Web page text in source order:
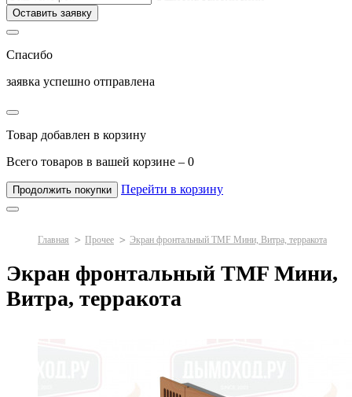
Оставить заявку
Спасибо
заявка успешно отправлена
Товар добавлен в корзину
Всего товаров в вашей корзине – 0
Продолжить покупки Перейти в корзину
Главная Прочее Экран фронтальный TMF Мини, Витра, терракота
Экран фронтальный TMF Мини,
Витра, терракота